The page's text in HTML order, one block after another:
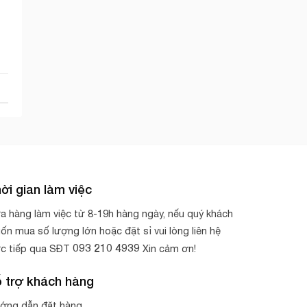
gian làm việc
hàng làm việc từ 8-19h hàng ngày, nếu quý khách
mua số lượng lớn hoặc đặt sỉ vui lòng liên hệ
tiếp qua SĐT 093 210 4939 Xin cảm ơn!
trợ khách hàng